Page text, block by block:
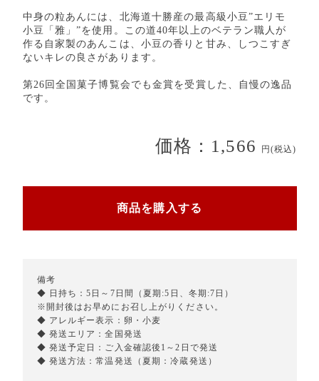
中身の粒あんには、北海道十勝産の最高級小豆”エリモ
小豆「雅」”を使用。この道40年以上のベテラン職人が
作る自家製のあんこは、小豆の香りと甘み、しつこすぎ
ないキレの良さがあります。
第26回全国菓子博覧会でも金賞を受賞した、自慢の逸品
です。
価格：1,566 円(税込)
商品を購入する
備考
◆ 日持ち：5日～7日間（夏期:5日、冬期:7日）
※開封後はお早めにお召し上がりください。
◆ アレルギー表示：卵・小麦
◆ 発送エリア：全国発送
◆ 発送予定日：ご入金確認後1～2日で発送
◆ 発送方法：常温発送（夏期：冷蔵発送）